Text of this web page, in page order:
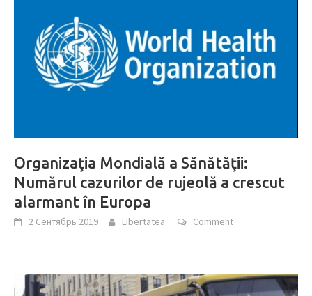
Organizaţia Mondială a Sănătăţii:
Numărul cazurilor de rujeolă a crescut
alarmant în Europa
2 Сентябрь 2019 Libertatea Comment